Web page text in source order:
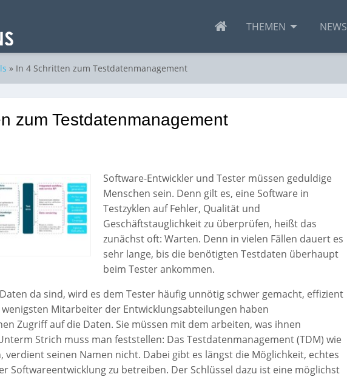
THEMEN NEWS
» In 4 Schritten zum Testdatenmanagement
zum Testdatenmanagement
Software-Entwickler und Tester müssen geduldige
Menschen sein. Denn gilt es, eine Software in
Testzyklen auf Fehler, Qualität und
Geschäftstauglichkeit zu überprüfen, heißt das
zunächst oft: Warten. Denn in vielen Fällen dauert es
sehr lange, bis die benötigten Testdaten überhaupt
beim Tester ankommen.
da sind, wird es dem Tester häufig unnötig schwer gemacht, effizient
Mitarbeiter der Entwicklungsabteilungen haben
Zugriff auf die Daten. Sie müssen mit dem arbeiten, was ihnen
Strich muss man feststellen: Das Testdatenmanagement (TDM) wie
verdient seinen Namen nicht. Dabei gibt es längst die Möglichkeit, echtes
Softwareentwicklung zu betreiben. Der Schlüssel dazu ist eine möglichst